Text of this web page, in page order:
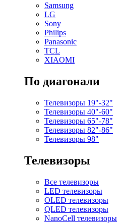
Samsung
LG
Sony
Philips
Panasonic
TCL
XIAOMI
По диагонали
Телевизоры 19"-32"
Телевизоры 40"-60"
Телевизоры 65"-78"
Телевизоры 82"-86"
Телевизоры 98"
Телевизоры
Все телевизоры
LED телевизоры
OLED телевизоры
QLED телевизоры
NanoCell телевизоры